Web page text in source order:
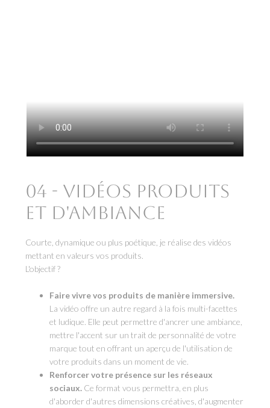
04 - Vidéos produits
et d'ambiance
Courte, dynamique ou plus poétique, je réalise des vidéos
mettant en valeurs vos produits.
L'objectif ?
Faire vivre vos produits de manière immersive.
La vidéo offre un autre regard à la fois multi-facettes
et ludique. Elle peut permettre d'ancrer une ambiance,
mettre l'accent sur un trait de personnalité de votre
marque tout en offrant un aperçu de l'utilisation de
votre produits dans un moment de vie.
Renforcer votre présence sur les réseaux
sociaux. Ce format vous permettra, en plus
d'aborder d'autres dimensions créatives, d'augmenter